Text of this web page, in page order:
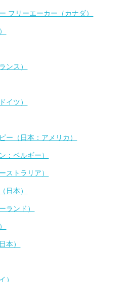
フリーエーカー（カナダ）
ンス）
イツ）
ー（日本：アメリカ）
：ベルギー）
ストラリア）
日本）
ランド）
本）
）